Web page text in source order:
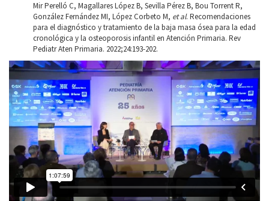
Mir Perelló C, Magallares López B, Sevilla Pérez B, Bou Torrent R,
González Fernández MI, López Corbeto M, et al. Recomendaciones
para el diagnóstico y tratamiento de la baja masa ósea para la edad
cronológica y la osteoporosis infantil en Atención Primaria. Rev
Pediatr Aten Primaria. 2022;24:193-202.